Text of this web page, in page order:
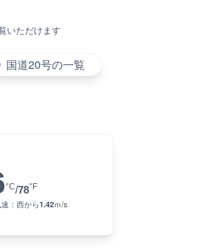
いただけます
国道20号の一覧
°C/78°F
： 西から1.42ｍ/s